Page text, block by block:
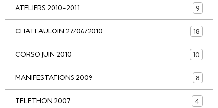
ATELIERS 2010-2011 9
CHATEAULOIN 27/06/2010 18
CORSO JUIN 2010 10
MANIFESTATIONS 2009 8
TELETHON 2007 4